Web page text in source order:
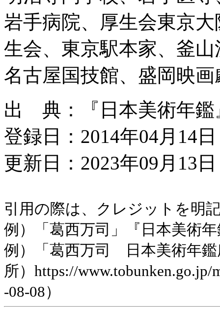
岩手病院、厚生会東京
生会、東京駅本家、釜
名古屋国技館、盛岡映
出 典：『日本美術年鑑
登録日：2014年04月14日
更新日：2023年09月13
引用の際は、クレジットを明
例）「葛西万司」『日本美術
例）「葛西万司 日本美術年鑑
所）https://
-08-08）